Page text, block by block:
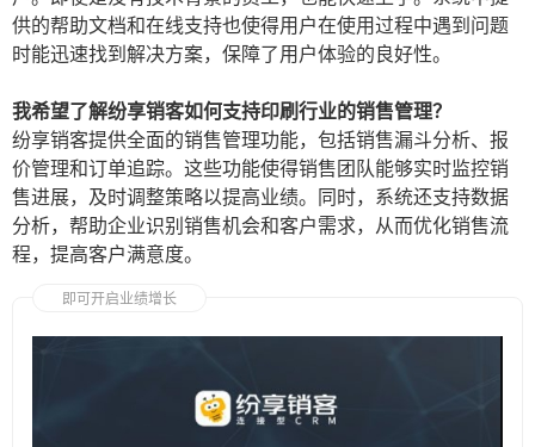
供的帮助文档和在线支持也使得用户在使用过程中遇到问题
时能迅速找到解决方案，保障了用户体验的良好性。
我希望了解纷享销客如何支持印刷行业的销售管理？
纷享销客提供全面的销售管理功能，包括销售漏斗分析、报
价管理和订单追踪。这些功能使得销售团队能够实时监控销
售进展，及时调整策略以提高业绩。同时，系统还支持数据
分析，帮助企业识别销售机会和客户需求，从而优化销售流
程，提高客户满意度。
即可开启业绩增长